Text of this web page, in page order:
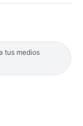
tus medios